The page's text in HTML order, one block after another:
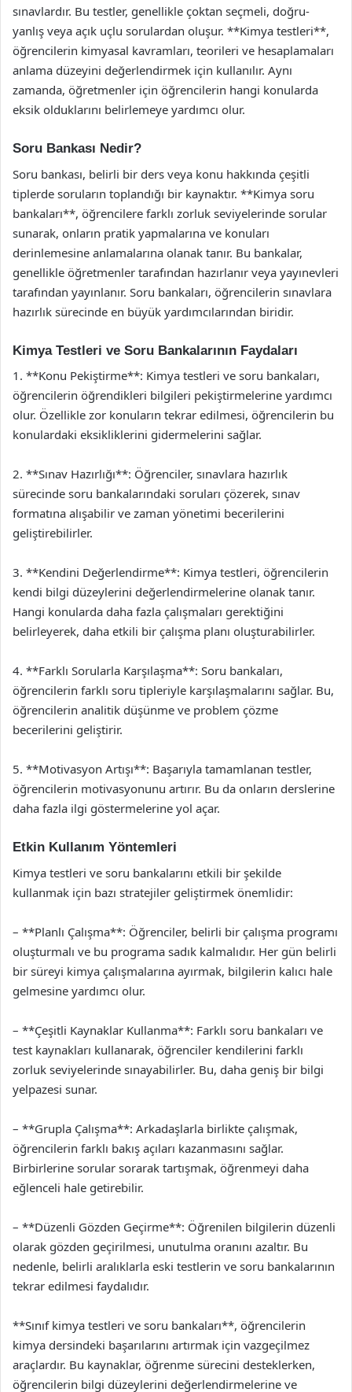
sınavlardır. Bu testler, genellikle çoktan seçmeli, doğru-
yanlış veya açık uçlu sorulardan oluşur. **Kimya testleri**,
öğrencilerin kimyasal kavramları, teorileri ve hesaplamaları
anlama düzeyini değerlendirmek için kullanılır. Aynı
zamanda, öğretmenler için öğrencilerin hangi konularda
eksik olduklarını belirlemeye yardımcı olur.
Soru Bankası Nedir?
Soru bankası, belirli bir ders veya konu hakkında çeşitli
tiplerde soruların toplandığı bir kaynaktır. **Kimya soru
bankaları**, öğrencilere farklı zorluk seviyelerinde sorular
sunarak, onların pratik yapmalarına ve konuları
derinlemesine anlamalarına olanak tanır. Bu bankalar,
genellikle öğretmenler tarafından hazırlanır veya yayınevleri
tarafından yayınlanır. Soru bankaları, öğrencilerin sınavlara
hazırlık sürecinde en büyük yardımcılarından biridir.
Kimya Testleri ve Soru Bankalarının Faydaları
1. **Konu Pekiştirme**: Kimya testleri ve soru bankaları,
öğrencilerin öğrendikleri bilgileri pekiştirmelerine yardımcı
olur. Özellikle zor konuların tekrar edilmesi, öğrencilerin bu
konulardaki eksikliklerini gidermelerini sağlar.
2. **Sınav Hazırlığı**: Öğrenciler, sınavlara hazırlık
sürecinde soru bankalarındaki soruları çözerek, sınav
formatına alışabilir ve zaman yönetimi becerilerini
geliştirebilirler.
3. **Kendini Değerlendirme**: Kimya testleri, öğrencilerin
kendi bilgi düzeylerini değerlendirmelerine olanak tanır.
Hangi konularda daha fazla çalışmaları gerektiğini
belirleyerek, daha etkili bir çalışma planı oluşturabilirler.
4. **Farklı Sorularla Karşılaşma**: Soru bankaları,
öğrencilerin farklı soru tipleriyle karşılaşmalarını sağlar. Bu,
öğrencilerin analitik düşünme ve problem çözme
becerilerini geliştirir.
5. **Motivasyon Artışı**: Başarıyla tamamlanan testler,
öğrencilerin motivasyonunu artırır. Bu da onların derslerine
daha fazla ilgi göstermelerine yol açar.
Etkin Kullanım Yöntemleri
Kimya testleri ve soru bankalarını etkili bir şekilde
kullanmak için bazı stratejiler geliştirmek önemlidir:
– **Planlı Çalışma**: Öğrenciler, belirli bir çalışma programı
oluşturmalı ve bu programa sadık kalmalıdır. Her gün belirli
bir süreyi kimya çalışmalarına ayırmak, bilgilerin kalıcı hale
gelmesine yardımcı olur.
– **Çeşitli Kaynaklar Kullanma**: Farklı soru bankaları ve
test kaynakları kullanarak, öğrenciler kendilerini farklı
zorluk seviyelerinde sınayabilirler. Bu, daha geniş bir bilgi
yelpazesi sunar.
– **Grupla Çalışma**: Arkadaşlarla birlikte çalışmak,
öğrencilerin farklı bakış açıları kazanmasını sağlar.
Birbirlerine sorular sorarak tartışmak, öğrenmeyi daha
eğlenceli hale getirebilir.
– **Düzenli Gözden Geçirme**: Öğrenilen bilgilerin düzenli
olarak gözden geçirilmesi, unutulma oranını azaltır. Bu
nedenle, belirli aralıklarla eski testlerin ve soru bankalarının
tekrar edilmesi faydalıdır.
**Sınıf kimya testleri ve soru bankaları**, öğrencilerin
kimya dersindeki başarılarını artırmak için vazgeçilmez
araçlardır. Bu kaynaklar, öğrenme sürecini desteklerken,
öğrencilerin bilgi düzeylerini değerlendirmelerine ve